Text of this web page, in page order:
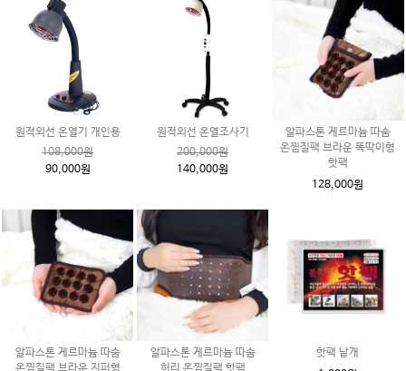
원적외선 온열기 개인용
108,000원
90,000원
원적외선 온열조사기
200,000원
140,000원
알파스톤 게르마늄 따숨
온찜질팩 브라운 똑딱이형
핫팩
128,000원
알파스톤 게르마늄 따숨
알파스톤 게르마늄 따숨
핫팩 낱개